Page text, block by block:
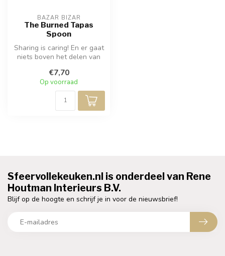
BAZAR BIZAR
The Burned Tapas
Spoon
Sharing is caring! En er gaat
niets boven het delen van
€7,70
Op voorraad
Sfeervollekeuken.nl is onderdeel van Rene
Houtman Interieurs B.V.
Blijf op de hoogte en schrijf je in voor de nieuwsbrief!